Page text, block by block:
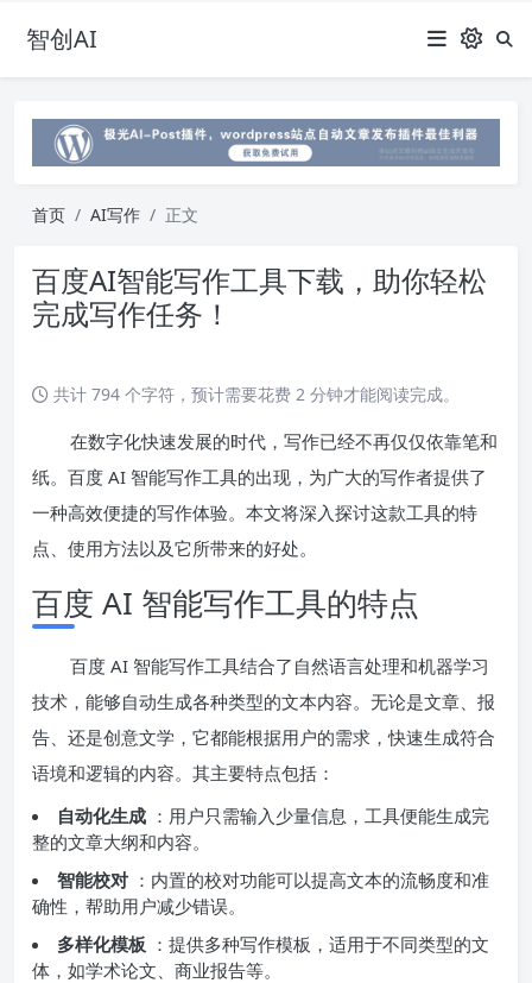
智创AI
首页 AI写作 正文
百度AI智能写作工具下载，助你轻松
完成写作任务！
共计 794 个字符，预计需要花费 2 分钟才能阅读完成。
在数字化快速发展的时代，写作已经不再仅仅依靠笔和
纸。百度 AI 智能写作工具的出现，为广大的写作者提供了
一种高效便捷的写作体验。本文将深入探讨这款工具的特
点、使用方法以及它所带来的好处。
百度 AI 智能写作工具的特点
百度 AI 智能写作工具结合了自然语言处理和机器学习
技术，能够自动生成各种类型的文本内容。无论是文章、报
告、还是创意文学，它都能根据用户的需求，快速生成符合
语境和逻辑的内容。其主要特点包括：
自动化生成 ：用户只需输入少量信息，工具便能生成完
整的文章大纲和内容。
智能校对 ：内置的校对功能可以提高文本的流畅度和准
确性，帮助用户减少错误。
多样化模板 ：提供多种写作模板，适用于不同类型的文
体，如学术论文、商业报告等。